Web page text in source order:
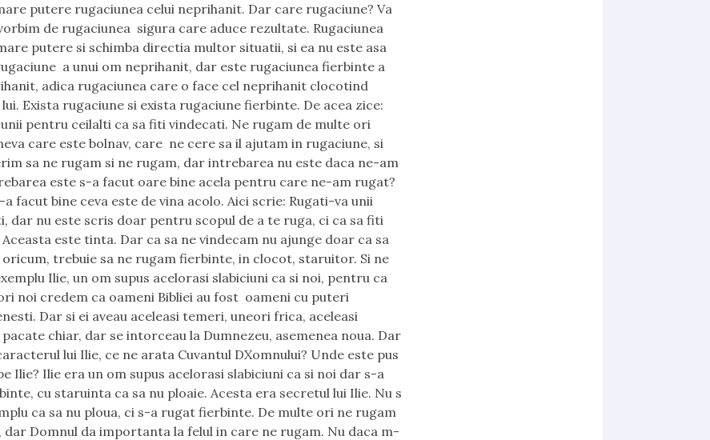
putere rugaciunea celui neprihanit. Dar care rugaciune? Va
de rugaciunea sigura care aduce rezultate. Rugaciunea
putere si schimba directia multor situatii, si ea nu este asa
a unui om neprihanit, dar este rugaciunea fierbinte a
adica rugaciunea care o face cel neprihanit clocotind
Exista rugaciune si exista rugaciune fierbinte. De acea zice:
pentru ceilalti ca sa fiti vindecati. Ne rugam de multe ori
care este bolnav, care ne cere sa il ajutam in rugaciune, si
sa ne rugam si ne rugam, dar intrebarea nu este daca ne-am
este s-a facut oare bine acela pentru care ne-am rugat?
a facut bine ceva este de vina acolo. Aici scrie: Rugati-va unii
dar nu este scris doar pentru scopul de a te ruga, ci ca sa fiti
este tinta. Dar ca sa ne vindecam nu ajunge doar ca sa
trebuie sa ne rugam fierbinte, in clocot, staruitor. Si ne
Ilie, un om supus acelorasi slabiciuni ca si noi, pentru ca
noi credem ca oameni Bibliei au fost oameni cu puteri
Dar si ei aveau aceleasi temeri, uneori frica, aceleasi
pacate chiar, dar se intorceau la Dumnezeu, asemenea noua. Dar
lui Ilie, ce ne arata Cuvantul DXomnului? Unde este pus
Ilie? Ilie era un om supus acelorasi slabiciuni ca si noi dar s-a
cu staruinta ca sa nu ploaie. Acesta era secretul lui Ilie. Nu s
ca sa nu ploua, ci s-a rugat fierbinte. De multe ori ne rugam
dar Domnul da importanta la felul in care ne rugam. Nu daca m-